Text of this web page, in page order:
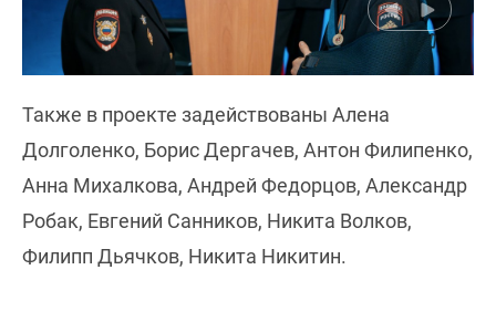
Также в проекте задействованы Алена
Долголенко, Борис Дергачев, Антон Филипенко,
Анна Михалкова, Андрей Федорцов, Александр
Робак, Евгений Санников, Никита Волков,
Филипп Дьячков, Никита Никитин.